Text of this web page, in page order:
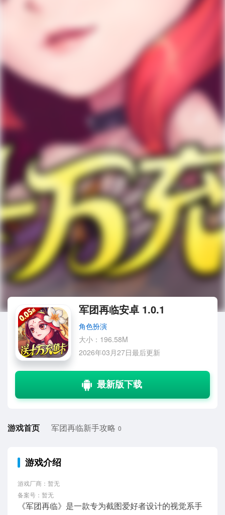
军团再临安卓 1.0.1
角色扮演
大小：196.58M
2026年03月27日最后更新
游戏首页 军团再临新手攻略 0
游戏介绍
游戏厂商：暂无
备案号：暂无
《军团再临》是一款专为截图爱好者设计的视觉系手